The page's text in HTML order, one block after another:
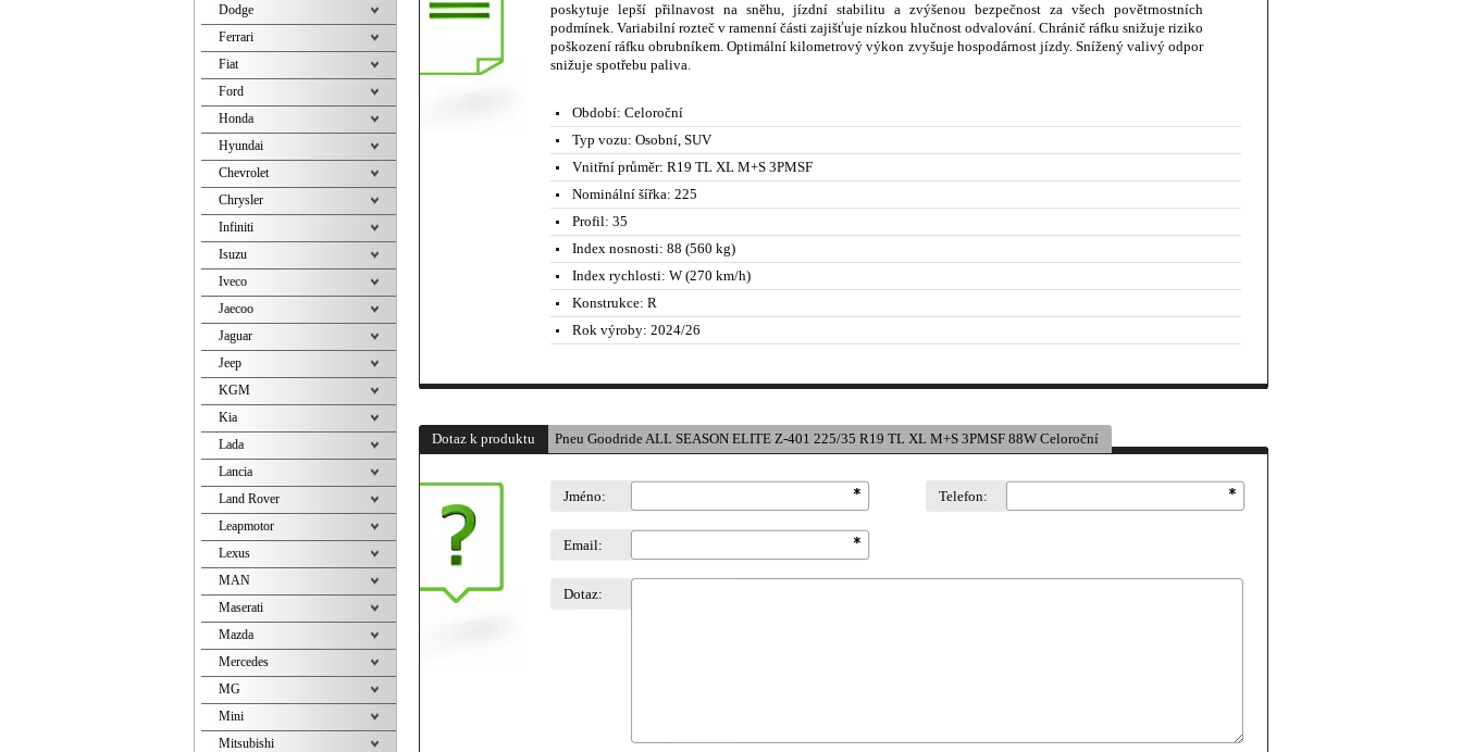
poskytuje lepší přilnavost na sněhu, jízdní stabilitu a zvýšenou bezpečnost za všech povětrnostních
podmínek. Variabilní rozteč v ramenní části zajišťuje nízkou hlučnost odvalování. Chránič ráfku snižuje riziko
poškození ráfku obrubníkem. Optimální kilometrový výkon zvyšuje hospodárnost jízdy. Snížený valivý odpor
snižuje spotřebu paliva.
Období: Celoroční
Typ vozu: Osobní, SUV
Vnitřní průměr: R19 TL XL M+S 3PMSF
Nominální šířka: 225
Profil: 35
Index nosnosti: 88 (560 kg)
Index rychlosti: W (270 km/h)
Konstrukce: R
Rok výroby: 2024/26
Dotaz k produktu Pneu Goodride ALL SEASON ELITE Z-401 225/35 R19 TL XL M+S 3PMSF 88W Celoroční
Jméno: Telefon:
Email:
Dotaz:
Dodge
Ferrari
Fiat
Ford
Honda
Hyundai
Chevrolet
Chrysler
Infiniti
Isuzu
Iveco
Jaecoo
Jaguar
Jeep
KGM
Kia
Lada
Lancia
Land Rover
Leapmotor
Lexus
MAN
Maserati
Mazda
Mercedes
MG
Mini
Mitsubishi